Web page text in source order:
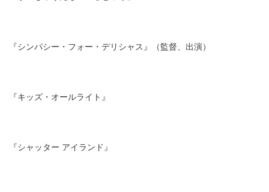
『シンパシー・フォー・デリシャス』（監督、出演）
『キッズ・オールライト』
『シャッター アイランド』